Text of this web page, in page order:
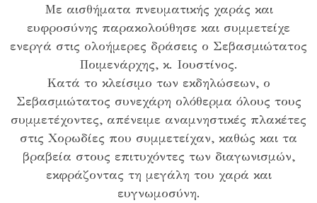
Με αισθήματα πνευματικής χαράς και
ευφροσύνης παρακολούθησε και συμμετείχε
ενεργά στις ολοήμερες δράσεις ο Σεβασμιώτατος
Ποιμενάρχης, κ. Ιουστίνος.
Κατά το κλείσιμο των εκδηλώσεων, ο
Σεβασμιώτατος συνεχάρη ολόθερμα όλους τους
συμμετέχοντες, απένειμε αναμνηστικές πλακέτες
στις Χορωδίες που συμμετείχαν, καθώς και τα
βραβεία στους επιτυχόντες των διαγωνισμών,
εκφράζοντας τη μεγάλη του χαρά και
ευγνωμοσύνη.